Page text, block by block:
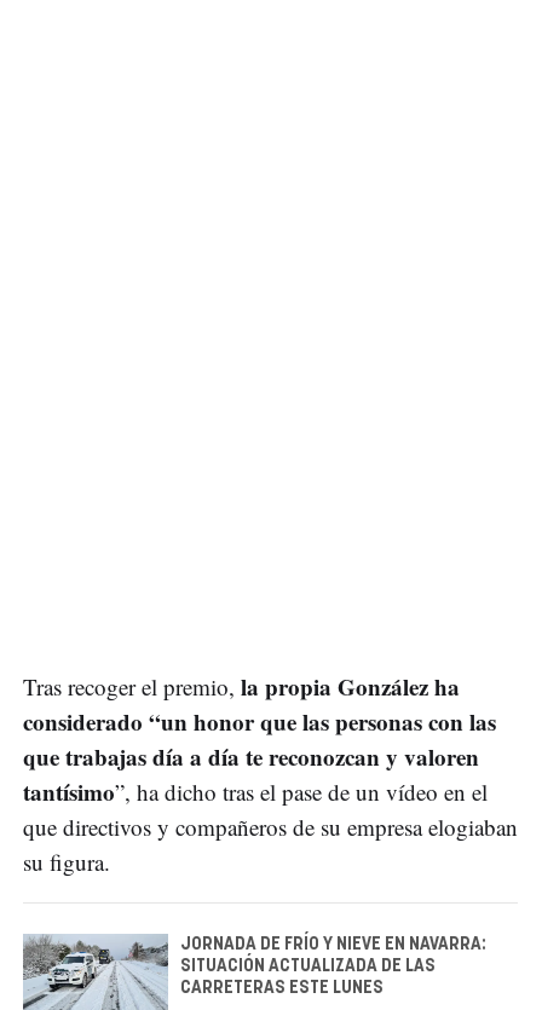
Tras recoger el premio, la propia González ha
considerado “un honor que las personas con las
que trabajas día a día te reconozcan y valoren
tantísimo”, ha dicho tras el pase de un vídeo en el
que directivos y compañeros de su empresa elogiaban
su figura.
JORNADA DE FRÍO Y NIEVE EN NAVARRA:
SITUACIÓN ACTUALIZADA DE LAS
CARRETERAS ESTE LUNES